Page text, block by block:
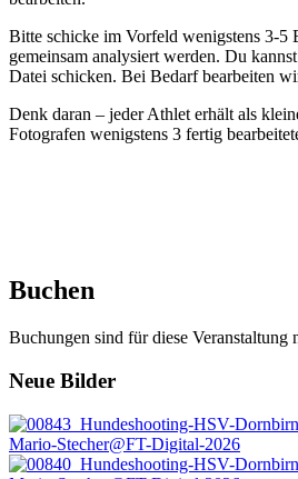
Bitte schicke im Vorfeld wenigstens 3-5
gemeinsam analysiert werden. Du
Datei schicken. Bei Bedarf bearbeiten
Denk daran – jeder Athlet erhält als
Fotografen wenigstens 3 fertig
Buchen
Buchungen sind für diese Veranstaltung
Footer
Neue Bilder